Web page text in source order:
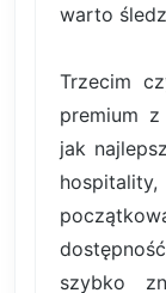
warto
Trzecim
premium
jak
hospitality,
szybko